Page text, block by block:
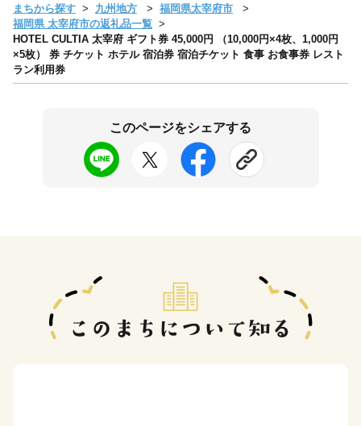
まちから探す 九州地方
福岡県太宰府市
福岡県 太宰府市の返礼品一覧
HOTEL CULTIA 太宰府 ギフト券 45,000円 （10,000円×4枚、1,000円
×5枚） 券 チケット ホテル 宿泊券 宿泊チケット 食事 お食事券 レスト
ラン利用券
このページをシェアする